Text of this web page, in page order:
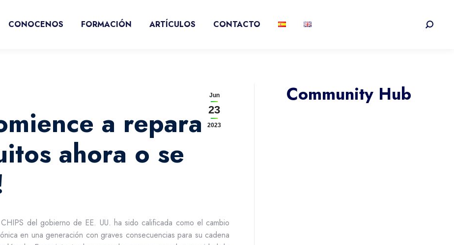
CONOCENOS FORMACIÓN ARTÍCULOS CONTACTO Buscar:
Jun
23
2023
a reparar
ahora o se
del gobierno de EE. UU. ha sido calificada como el cambio
en una generación con graves consecuencias para su cadena
Community Hub